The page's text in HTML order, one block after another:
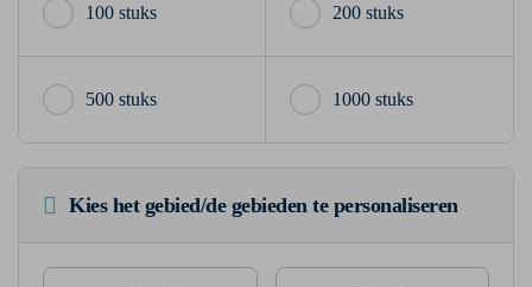
100 stuks 200 stuks
500 stuks 1000 stuks
Kies het gebied/de gebieden te personaliseren